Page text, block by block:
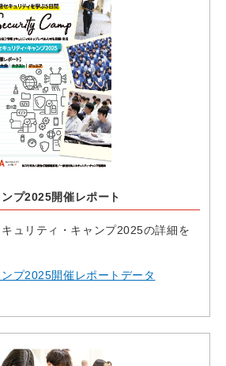
プ2025開催レポート
ュリティ・キャンプ2025の詳細を
プ2025開催レポートデータ